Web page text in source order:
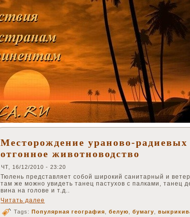
Месторождение ураново-радиевых
отгонное животноводство
ЧТ, 16/12/2010 - 23:20
Тюлень представляет собой широкий санитарный и
там же можно увидеть танец пастухов с палками, танец
вина на голове и т.д..
Читать далее
Tags: Популярная география белую бумагу